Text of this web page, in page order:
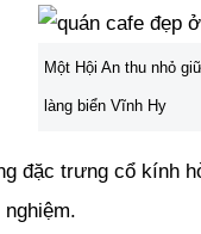
Một Hội An thu nhỏ
làng biển Vĩnh Hy
đặc trưng cổ kính